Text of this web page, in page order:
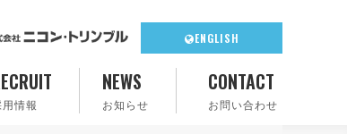
ENGLISH
情報
NEWS
お知らせ
CONTACT
お問い合わせ